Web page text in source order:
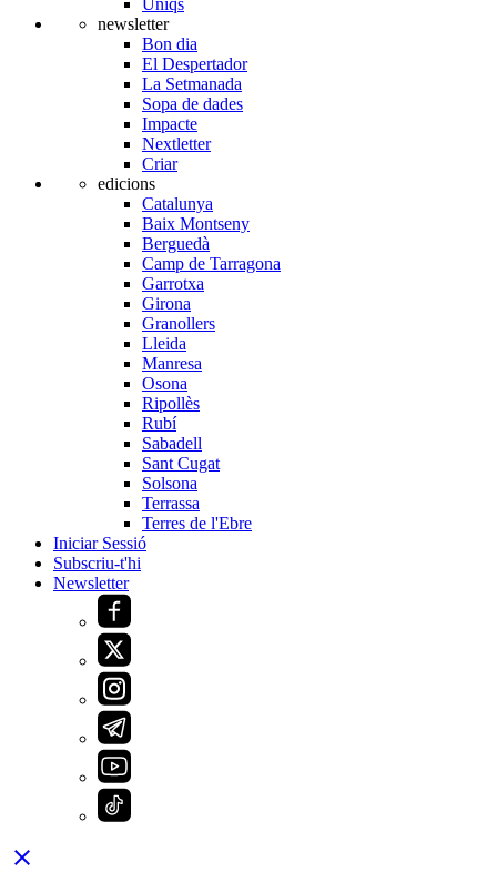
newsletter
Bon dia
El Despertador
La Setmanada
Sopa de dades
Impacte
Nextletter
Criar
edicions
Catalunya
Baix Montseny
Berguedà
Camp de Tarragona
Garrotxa
Girona
Granollers
Lleida
Manresa
Osona
Ripollès
Rubí
Sabadell
Sant Cugat
Solsona
Terrassa
Terres de l'Ebre
Iniciar Sessió
Subscriu-t'hi
Newsletter
close